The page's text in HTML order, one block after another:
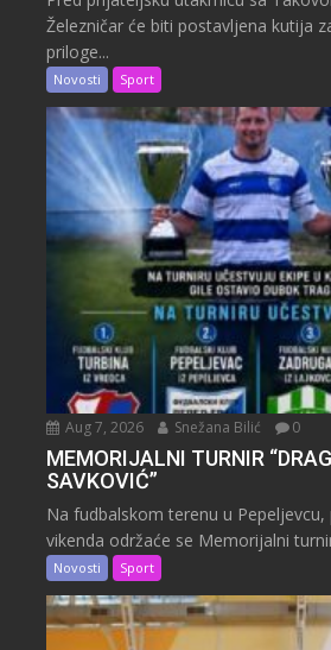
Železničar će biti postavljena kutija
priloge...
Novosti Sport
Aug 7, 2026 Snežana Bilić 0
MEMORIJALNI TURNIR
SAVKOVIĆ”
Na fudbalskom terenu u
vikenda održaće se Memorijalni
Novosti Sport